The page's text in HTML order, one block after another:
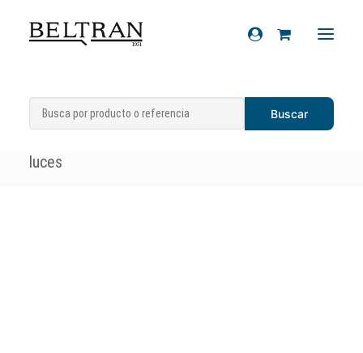
Recambios
Cascos
Inicio Recambios » Sistema eléctrico
»
Conmutadores de luces»Conmutador de
luces